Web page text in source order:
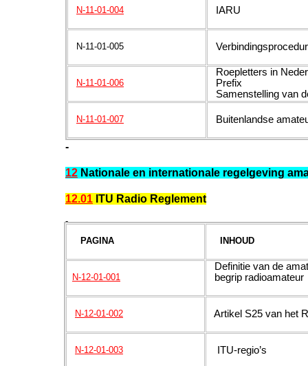
N-11-01-004 IARU
N-11-01-005
N-11-01-006
Roepletters in
Prefix
Samenstelling van
N-11-01-007 Buitenlandse
-
12 Nationale en internationale regelgeving
12.01 ITU Radio Reglement
-
PAGINA
INHOUD
N-12-01-001
Definitie van de
begrip radioamateur
N-12-01-002 Artikel S25 van het
N-12-01-003 ITU-regio’s